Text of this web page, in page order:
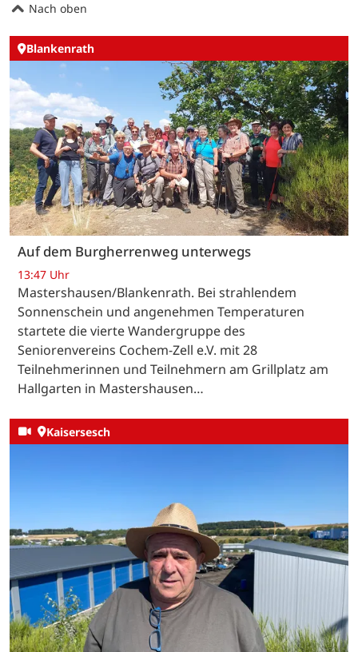
Nach oben
Blankenrath
Auf dem Burgherrenweg unterwegs
13:47 Uhr
Mastershausen/Blankenrath. Bei strahlendem
Sonnenschein und angenehmen Temperaturen
startete die vierte Wandergruppe des
Seniorenvereins Cochem-Zell e.V. mit 28
Teilnehmerinnen und Teilnehmern am Grillplatz am
Hallgarten in Mastershausen…
Kaisersesch